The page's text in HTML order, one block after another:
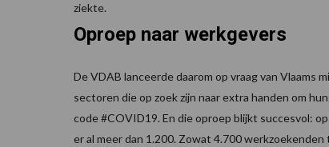
ziekte.
Oproep naar werkgevers
De VDAB lanceerde daarom op vraag van
sectoren die op zoek zijn naar extra handen om
code #COVID19. En die oproep blijkt succesvol:
er al meer dan 1.200. Zowat 4.700